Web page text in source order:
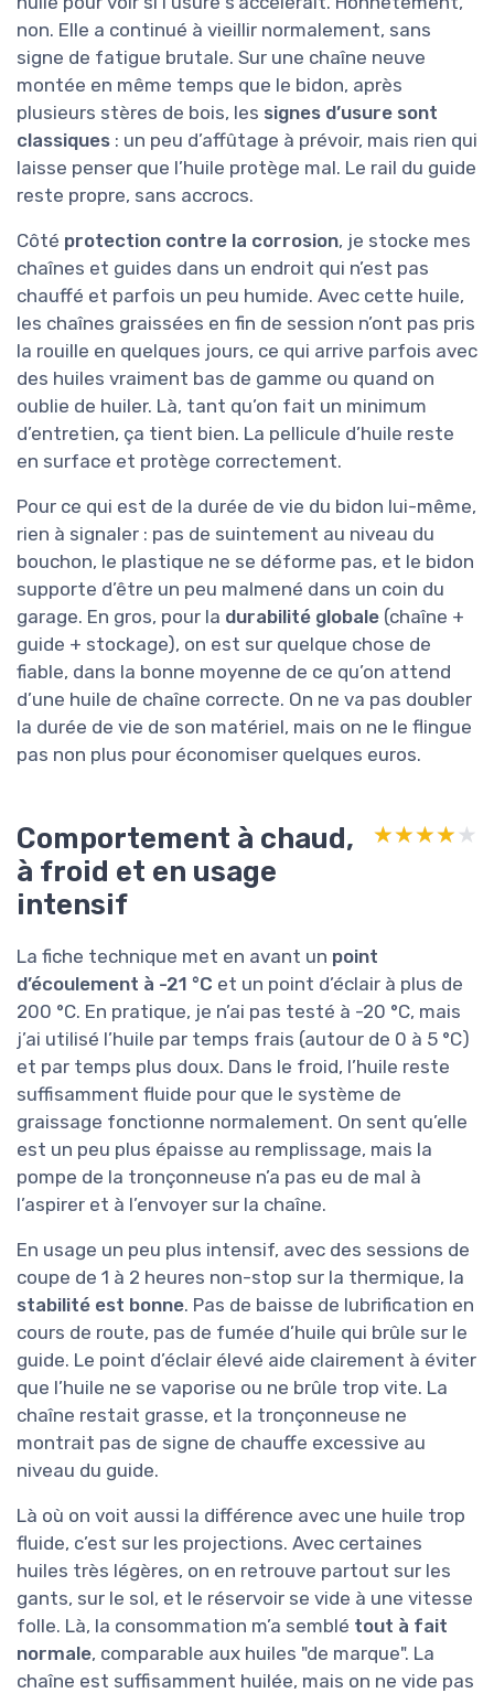
non. Elle a continué à vieillir normalement, sans
signe de fatigue brutale. Sur une chaîne neuve
montée en même temps que le bidon, après
plusieurs stères de bois, les signes d’usure sont
classiques : un peu d’affûtage à prévoir, mais rien qui
laisse penser que l’huile protège mal. Le rail du guide
reste propre, sans accrocs.
Côté protection contre la corrosion, je stocke mes
chaînes et guides dans un endroit qui n’est pas
chauffé et parfois un peu humide. Avec cette huile,
les chaînes graissées en fin de session n’ont pas pris
la rouille en quelques jours, ce qui arrive parfois avec
des huiles vraiment bas de gamme ou quand on
oublie de huiler. Là, tant qu’on fait un minimum
d’entretien, ça tient bien. La pellicule d’huile reste
en surface et protège correctement.
Pour ce qui est de la durée de vie du bidon lui-même,
rien à signaler : pas de suintement au niveau du
bouchon, le plastique ne se déforme pas, et le bidon
supporte d’être un peu malmené dans un coin du
garage. En gros, pour la durabilité globale (chaîne +
guide + stockage), on est sur quelque chose de
fiable, dans la bonne moyenne de ce qu’on attend
d’une huile de chaîne correcte. On ne va pas doubler
la durée de vie de son matériel, mais on ne le flingue
pas non plus pour économiser quelques euros.
Comportement à chaud,
à froid et en usage
intensif
★★★★★
★★★★★
La fiche technique met en avant un point
d’écoulement à -21 °C et un point d’éclair à plus de
200 °C. En pratique, je n’ai pas testé à -20 °C, mais
j’ai utilisé l’huile par temps frais (autour de 0 à 5 °C)
et par temps plus doux. Dans le froid, l’huile reste
suffisamment fluide pour que le système de
graissage fonctionne normalement. On sent qu’elle
est un peu plus épaisse au remplissage, mais la
pompe de la tronçonneuse n’a pas eu de mal à
l’aspirer et à l’envoyer sur la chaîne.
En usage un peu plus intensif, avec des sessions de
coupe de 1 à 2 heures non-stop sur la thermique, la
stabilité est bonne. Pas de baisse de lubrification en
cours de route, pas de fumée d’huile qui brûle sur le
guide. Le point d’éclair élevé aide clairement à éviter
que l’huile ne se vaporise ou ne brûle trop vite. La
chaîne restait grasse, et la tronçonneuse ne
montrait pas de signe de chauffe excessive au
niveau du guide.
Là où on voit aussi la différence avec une huile trop
fluide, c’est sur les projections. Avec certaines
huiles très légères, on en retrouve partout sur les
gants, sur le sol, et le réservoir se vide à une vitesse
folle. Là, la consommation m’a semblé tout à fait
normale, comparable aux huiles "de marque". La
chaîne est suffisamment huilée, mais on ne vide pas